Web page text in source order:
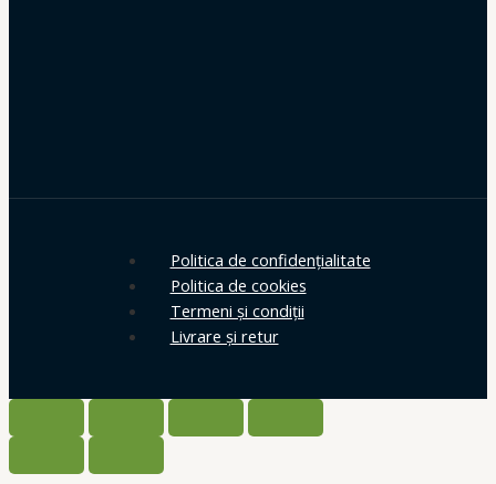
Politica de confidențialitate
Politica de cookies
Termeni și condiții
Livrare și retur